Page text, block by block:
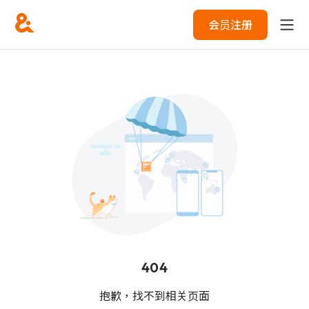
会员注册
404
抱歉，找不到相关页面